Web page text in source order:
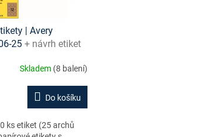
| Avery
25 + návrh etiket
Skladem (8 balení)
Do košíku
ks etiket (25 archů